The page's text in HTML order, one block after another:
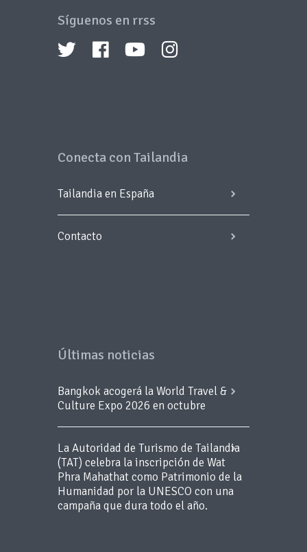
Síguenos en rrss
Conecta con Tailandia
Tailandia en España
Contacto
Últimas noticias
Bangkok acogerá la World Travel &
Culture Expo 2026 en octubre
La Autoridad de Turismo de Tailandia
(TAT) celebra la inscripción de Wat
Phra Mahathat como Patrimonio de la
Humanidad por la UNESCO con una
campaña que dura todo el año.